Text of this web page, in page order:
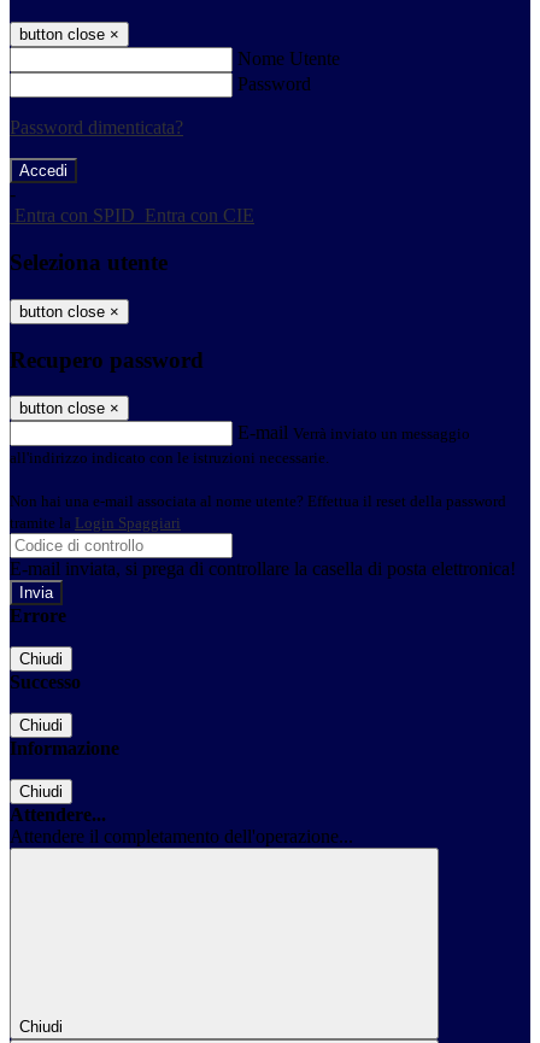
button close ×
Nome Utente
Password
Password dimenticata?
-
Entra con SPID Entra con CIE
Seleziona utente
button close ×
Recupero password
button close ×
E-mail Verrà inviato un messaggio
all'indirizzo indicato con le istruzioni necessarie.
Non hai una e-mail associata al nome utente? Effettua il reset della password
tramite la Login Spaggiari
E-mail inviata, si prega di controllare la casella di posta elettronica!
Errore
Chiudi
Successo
Chiudi
Informazione
Chiudi
Attendere...
Attendere il completamento dell'operazione...
Chiudi